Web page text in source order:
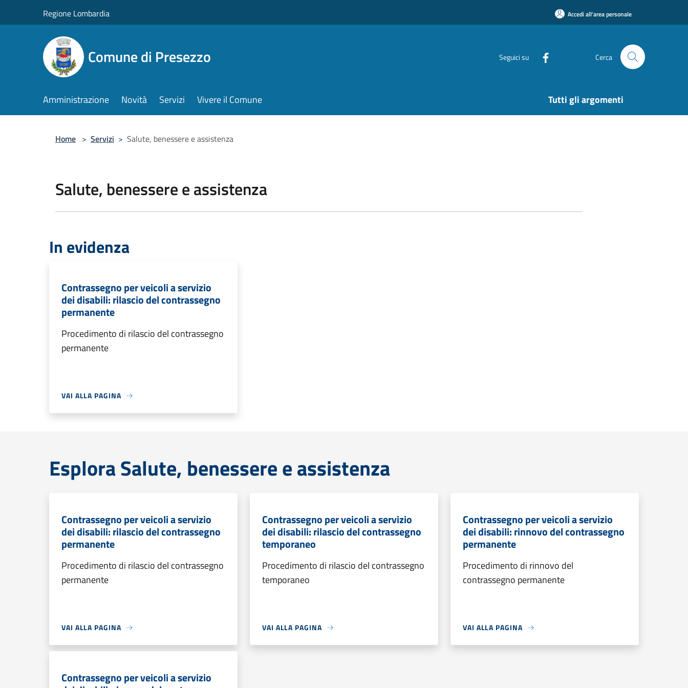
Regione Lombardia Accedi all'area personale
Comune di Presezzo Seguici su Cerca
Amministrazione Novità Servizi Vivere il Comune Tutti gli argomenti
Home > Servizi > Salute, benessere e assistenza
Salute, benessere e assistenza
In evidenza
Contrassegno per veicoli a servizio
dei disabili: rilascio del contrassegno
permanente
Procedimento di rilascio del contrassegno
permanente
VAI ALLA PAGINA
Esplora Salute, benessere e assistenza
Contrassegno per veicoli a servizio
dei disabili: rilascio del contrassegno
permanente
Procedimento di rilascio del contrassegno
permanente
VAI ALLA PAGINA
Contrassegno per veicoli a servizio
dei disabili: rilascio del contrassegno
temporaneo
Procedimento di rilascio del contrassegno
temporaneo
VAI ALLA PAGINA
Contrassegno per veicoli a servizio
dei disabili: rinnovo del contrassegno
permanente
Procedimento di rinnovo del
contrassegno permanente
VAI ALLA PAGINA
Contrassegno per veicoli a servizio